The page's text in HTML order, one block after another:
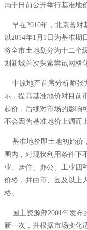
局于日前公开举行基准地
早在2010年，北京曾对
以 2014年1 月 1 日为基准期
将全市土地划分为十二个
划新城首次探索尝试网格
中原地产首席分析师张
示，提高基准地价对目前
起价，后续对市场的影响
不会因为基准地价上调而
基准地价即土地初始价
围内，对现状利用条件下
业、居住、办公、工业四
价格，并由市、县及以上
格。
国土资源部2001 年发布
新一次，并根据市场变化